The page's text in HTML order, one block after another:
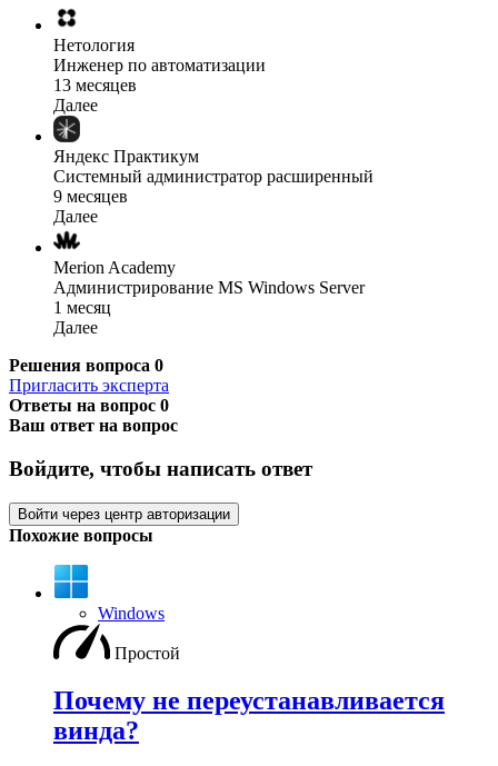
Нетология
Инженер по автоматизации
13 месяцев
Далее
Яндекс Практикум
Системный администратор расширенный
9 месяцев
Далее
Merion Academy
Администрирование MS Windows Server
1 месяц
Далее
Решения вопроса 0
Пригласить эксперта
Ответы на вопрос 0
Ваш ответ на вопрос
Войдите, чтобы написать ответ
Войти через центр авторизации
Похожие вопросы
Windows
Простой
Почему не переустанавливается
винда?